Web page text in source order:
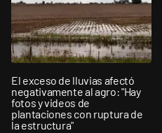
El exceso de lluvias afectó
negativamente al agro: "Hay
fotos y videos de
plantaciones con ruptura de
la estructura"